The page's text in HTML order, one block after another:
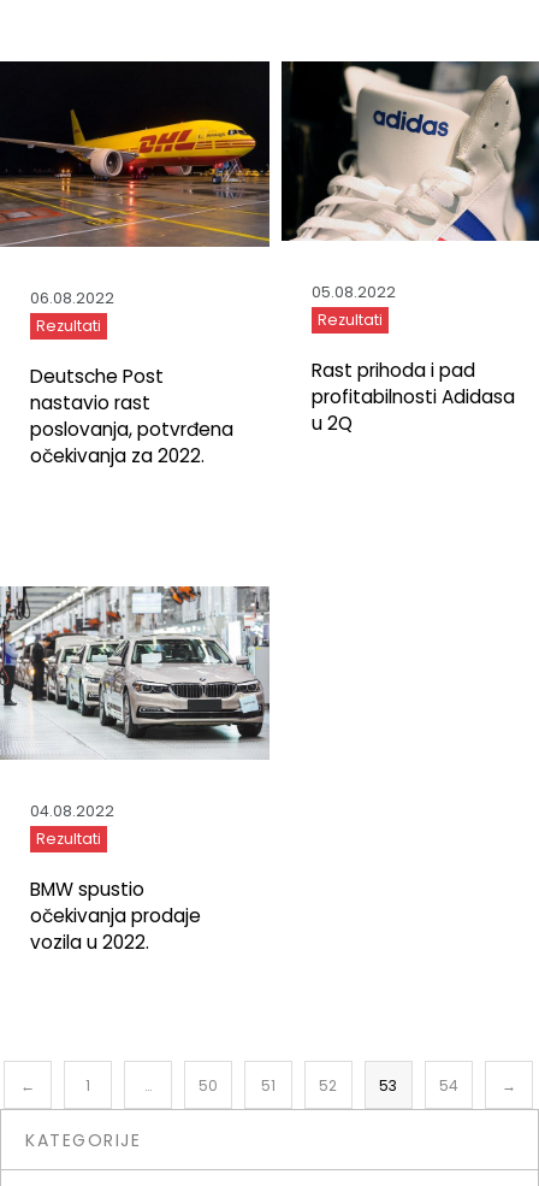
06.08.2022
Rezultati
Deutsche Post
nastavio rast
poslovanja, potvrđena
očekivanja za 2022.
05.08.2022
Rezultati
Rast prihoda i pad
profitabilnosti Adidasa
u 2Q
04.08.2022
Rezultati
BMW spustio
očekivanja prodaje
vozila u 2022.
← 1 … 50 51 52 53 54 →
KATEGORIJE